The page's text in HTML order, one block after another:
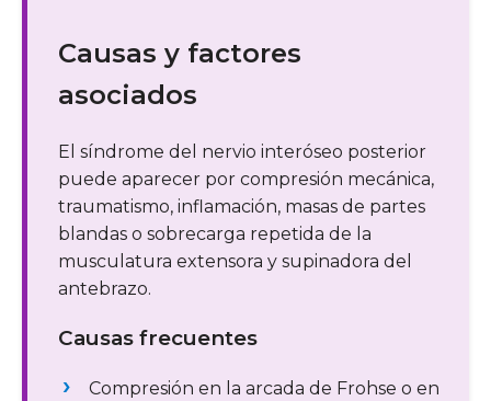
Causas y factores
asociados
El síndrome del nervio interóseo posterior
puede aparecer por compresión mecánica,
traumatismo, inflamación, masas de partes
blandas o sobrecarga repetida de la
musculatura extensora y supinadora del
antebrazo.
Causas frecuentes
Compresión en la arcada de Frohse o en